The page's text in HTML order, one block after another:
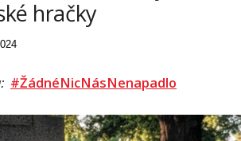
hračky
#ŽádnéNicNásNenapadlo